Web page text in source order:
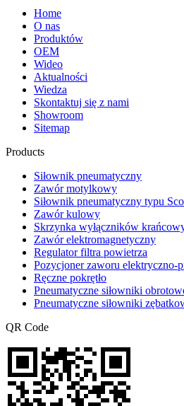
Home
O nas
Produktów
OEM
Wideo
Aktualności
Wiedza
Skontaktuj się z nami
Showroom
Sitemap
Products
Siłownik pneumatyczny
Zawór motylkowy
Siłownik pneumatyczny typu
Zawór kulowy
Skrzynka wyłączników
Zawór elektromagnetyczny
Regulator filtra powietrza
Pozycjoner zaworu elektryczno-
Ręczne pokrętło
Pneumatyczne siłowniki
Pneumatyczne siłowniki
QR Code